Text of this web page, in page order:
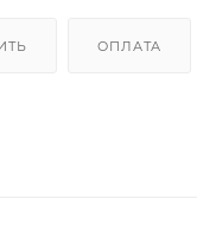
ОПЛАТА